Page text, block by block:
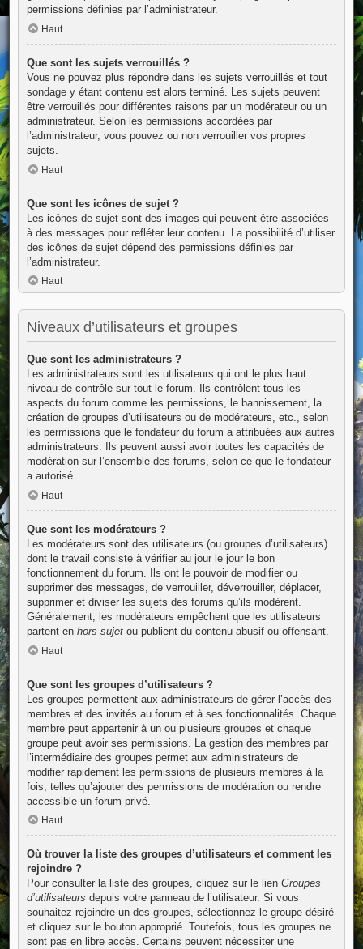
permissions définies par l’administrateur.
Haut
Que sont les sujets verrouillés ?
Vous ne pouvez plus répondre dans les sujets verrouillés et tout
sondage y étant contenu est alors terminé. Les sujets peuvent
être verrouillés pour différentes raisons par un modérateur ou un
administrateur. Selon les permissions accordées par
l’administrateur, vous pouvez ou non verrouiller vos propres
sujets.
Haut
Que sont les icônes de sujet ?
Les icônes de sujet sont des images qui peuvent être associées
à des messages pour refléter leur contenu. La possibilité d’utiliser
des icônes de sujet dépend des permissions définies par
l’administrateur.
Haut
Niveaux d’utilisateurs et groupes
Que sont les administrateurs ?
Les administrateurs sont les utilisateurs qui ont le plus haut
niveau de contrôle sur tout le forum. Ils contrôlent tous les
aspects du forum comme les permissions, le bannissement, la
création de groupes d’utilisateurs ou de modérateurs, etc., selon
les permissions que le fondateur du forum a attribuées aux autres
administrateurs. Ils peuvent aussi avoir toutes les capacités de
modération sur l’ensemble des forums, selon ce que le fondateur
a autorisé.
Haut
Que sont les modérateurs ?
Les modérateurs sont des utilisateurs (ou groupes d’utilisateurs)
dont le travail consiste à vérifier au jour le jour le bon
fonctionnement du forum. Ils ont le pouvoir de modifier ou
supprimer des messages, de verrouiller, déverrouiller, déplacer,
supprimer et diviser les sujets des forums qu’ils modèrent.
Généralement, les modérateurs empêchent que les utilisateurs
partent en hors-sujetou publient du contenu abusif ou offensant.
Haut
Que sont les groupes d’utilisateurs ?
Les groupes permettent aux administrateurs de gérer l’accès des
membres et des invités au forum et à ses fonctionnalités. Chaque
membre peut appartenir à un ou plusieurs groupes et chaque
groupe peut avoir ses permissions. La gestion des membres par
l’intermédiaire des groupes permet aux administrateurs de
modifier rapidement les permissions de plusieurs membres à la
fois, telles qu’ajouter des permissions de modération ou rendre
accessible un forum privé.
Haut
Où trouver la liste des groupes d’utilisateurs et comment les
rejoindre ?
Pour consulter la liste des groupes, cliquez sur le lien Groupes
d’utilisateurs depuis votre panneau de l’utilisateur. Si vous
souhaitez rejoindre un des groupes, sélectionnez le groupe désiré
et cliquez sur le bouton approprié. Toutefois, tous les groupes ne
sont pas en libre accès. Certains peuvent nécessiter une